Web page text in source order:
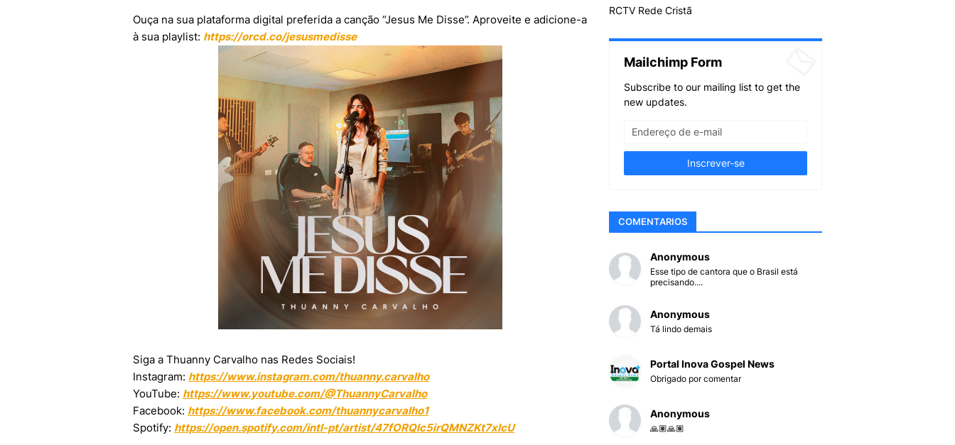
Ouça na sua plataforma digital preferida a canção “Jesus Me Disse”. Aproveite e adicione-a
à sua playlist: https://orcd.co/jesusmedisse
Siga a Thuanny Carvalho nas Redes Sociais!
Instagram: https://www.instagram.com/thuanny.carvalho
YouTube: https://www.youtube.com/@ThuannyCarvalho
Facebook: https://www.facebook.com/thuannycarvalho1
Spotify: https://open.spotify.com/intl-pt/artist/47fORQIc5irQMNZKt7xIcU
RCTV Rede Cristã
Mailchimp Form
Subscribe to our mailing list to get the
new updates.
COMENTARIOS
Anonymous
Esse tipo de cantora que o Brasil está
precisando....
Anonymous
Tá lindo demais
Portal Inova Gospel News
Obrigado por comentar
Anonymous
🙏🏽🙏🏽